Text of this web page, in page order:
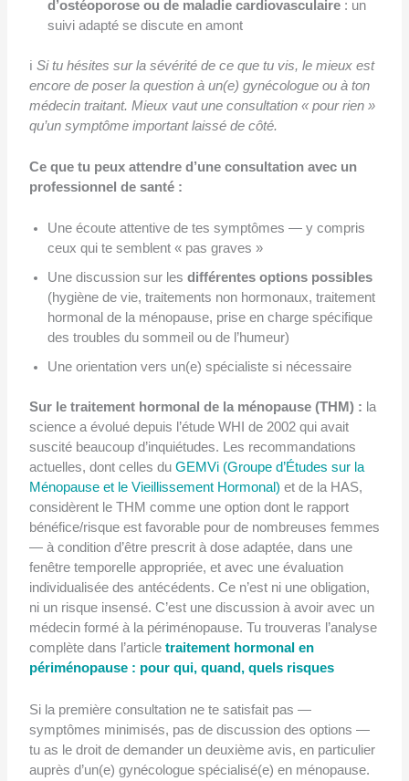
d’ostéoporose ou de maladie cardiovasculaire: un
suivi adapté se discute en amont
ℹ️ Si tu hésites sur la sévérité de ce que tu vis, le mieux est
encore de poser la question à un(e) gynécologue ou à ton
médecin traitant. Mieux vaut une consultation « pour rien »
qu’un symptôme important laissé de côté.
Ce que tu peux attendre d’une consultation avec un
professionnel de santé :
Une écoute attentive de tes symptômes — y compris
ceux qui te semblent « pas graves »
Une discussion sur les différentes options possibles
(hygiène de vie, traitements non hormonaux, traitement
hormonal de la ménopause, prise en charge spécifique
des troubles du sommeil ou de l’humeur)
Une orientation vers un(e) spécialiste si nécessaire
Sur le traitement hormonal de la ménopause (THM) : la
science a évolué depuis l’étude WHI de 2002 qui avait
suscité beaucoup d’inquiétudes. Les recommandations
actuelles, dont celles du GEMVi (Groupe d’Études sur la
Ménopause et le Vieillissement Hormonal) et de la HAS,
considèrent le THM comme une option dont le rapport
bénéfice/risque est favorable pour de nombreuses femmes
— à condition d’être prescrit à dose adaptée, dans une
fenêtre temporelle appropriée, et avec une évaluation
individualisée des antécédents. Ce n’est ni une obligation,
ni un risque insensé. C’est une discussion à avoir avec un
médecin formé à la périménopause. Tu trouveras l’analyse
complète dans l’article traitement hormonal en
périménopause : pour qui, quand, quels risques
Si la première consultation ne te satisfait pas —
symptômes minimisés, pas de discussion des options —
tu as le droit de demander un deuxième avis, en particulier
auprès d’un(e) gynécologue spécialisé(e) en ménopause.